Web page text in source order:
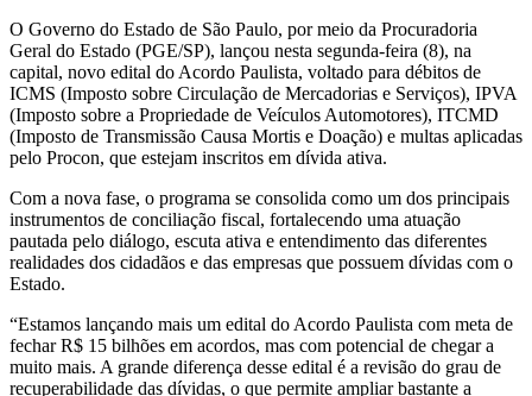
O Governo do Estado de São Paulo, por meio da Procuradoria
Geral do Estado (PGE/SP), lançou nesta segunda-feira (8), na
capital, novo edital do Acordo Paulista, voltado para débitos de
ICMS (Imposto sobre Circulação de Mercadorias e Serviços), IPVA
(Imposto sobre a Propriedade de Veículos Automotores), ITCMD
(Imposto de Transmissão Causa Mortis e Doação) e multas aplicadas
pelo Procon, que estejam inscritos em dívida ativa.
Com a nova fase, o programa se consolida como um dos principais
instrumentos de conciliação fiscal, fortalecendo uma atuação
pautada pelo diálogo, escuta ativa e entendimento das diferentes
realidades dos cidadãos e das empresas que possuem dívidas com o
Estado.
“Estamos lançando mais um edital do Acordo Paulista com meta de
fechar R$ 15 bilhões em acordos, mas com potencial de chegar a
muito mais. A grande diferença desse edital é a revisão do grau de
recuperabilidade das dívidas, o que permite ampliar bastante a